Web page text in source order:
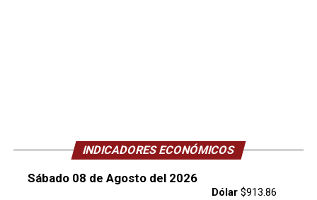
INDICADORES ECONÓMICOS
Sábado 08 de Agosto del 2026
Dólar$913.86